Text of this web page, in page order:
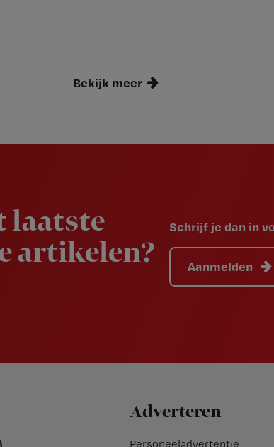
Bekijk meer
laatste
artikelen?
Schrijf je dan in
Aanmelden
Adverteren
Personeeladvertentie